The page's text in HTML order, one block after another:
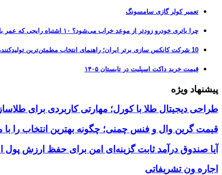
تعمیر کولر گازی سامسونگ
چرا باتری خودرو زودتر از موعد خراب می‌شود؟ ۱۰ اشتباه رایجی که عمر باتری را نصف می‌کنند
10 شرکت کانکس سازی برتر ایران؛ راهنمای انتخاب مطمئن‌ترین تولیدکننده کانکس در بازار 1405
قیمت خرید داکت اسپلیت در تابستان ۱۴۰۵
پیشنهاد ویژه
طراحی دیجیتال طلا با کورل؛ مهارتی کاربردی برای
قیمت گرین وال و فنس چمنی؛ چگونه بهترین انتخاب را با
آیا صندوق درآمد ثابت گزینه‌ای امن برای حفظ ارزش
اجاره ون تشریفاتی